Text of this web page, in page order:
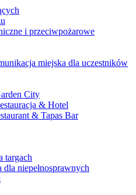
i przeciwpożarowe
miejska dla uczestników
City
& Hotel
& Tapas Bar
targach
niepełnosprawnych